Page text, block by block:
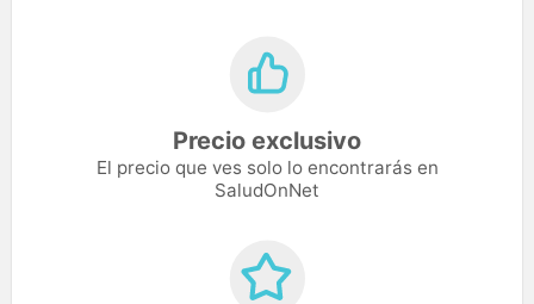
Precio exclusivo
El precio que ves solo lo encontrarás en
SaludOnNet